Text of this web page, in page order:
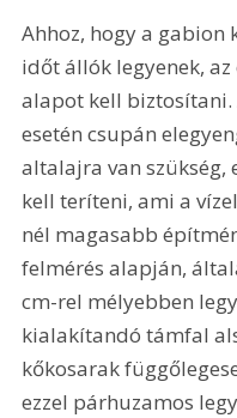
Ahhoz, hogy a gabion
időt állók legyenek,
alapot kell
esetén csupán
altalajra van szükség,
kell teríteni, ami a
nél magasabb
felmérés alapján,
cm-rel mélyebben
kialakítandó támfal
kőkosarak
ezzel párhuzamos